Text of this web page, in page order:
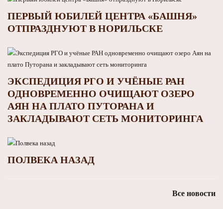
ПЕРВЫЙ ЮБИЛЕЙ ЦЕНТРА «БАШНЯ»
ОТПРАЗДНУЮТ В НОРИЛЬСКЕ
ЭКСПЕДИЦИЯ РГО И УЧЁНЫЕ РАН
ОДНОВРЕМЕННО ОЧИЩАЮТ ОЗЕРО
АЯН НА ПЛАТО ПУТОРАНА И
ЗАКЛАДЫВАЮТ СЕТЬ МОНИТОРИНГА
ПОЛВЕКА НАЗАД
Все новости